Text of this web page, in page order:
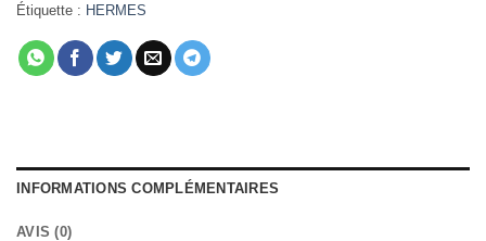
Étiquette : HERMES
INFORMATIONS COMPLÉMENTAIRES
AVIS (0)